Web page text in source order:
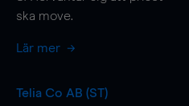
ska move.
Lär mer
Telia Co AB (ST)